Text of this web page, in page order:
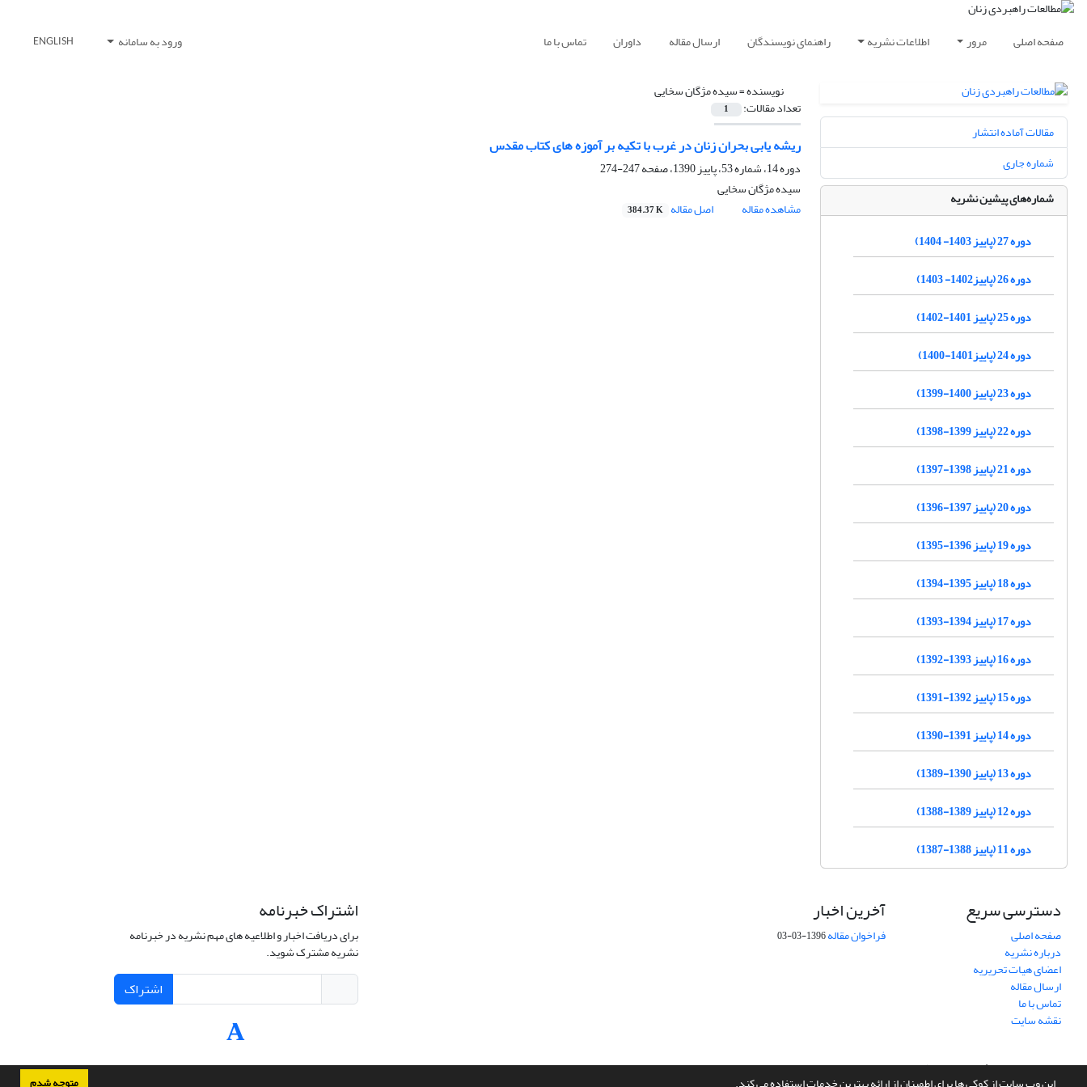
صفحه اصلی مرور اطلاعات نشریه راهنمای نویسندگان ارسال مقاله داوران تماس با ما ورود به سامانه ENGLISH
نویسنده =سیده مژگان سخایی
تعداد مقالات: 1
ریشه یابی بحران زنان در غرب با تکیه بر آموزه های کتاب مقدس
دوره 14، شماره 53، پاییز 1390، صفحه
247-274
سیده مژگان سخایی
مشاهده مقاله
اصل مقاله 384.37 K
مقالات آماده انتشار
شماره جاری
شماره‌های پیشین نشریه
دوره 27 (پاییز 1403- 1404)
دوره 26 (پاییز1402- 1403)
دوره 25 (پاییز 1401-1402)
دوره 24 (پاییز1401-1400)
دوره 23 (پاییز 1400-1399)
دوره 22 (پاییز 1399-1398)
دوره 21 (پاییز 1398-1397)
دوره 20 (پاییز 1397-1396)
دوره 19 (پاییز 1396-1395)
دوره 18 (پاییز 1395-1394)
دوره 17 (پاییز 1394-1393)
دوره 16 (پاییز 1393-1392)
دوره 15 (پاییز 1392-1391)
دوره 14 (پاییز 1391-1390)
دوره 13 (پاییز 1390-1389)
دوره 12 (پاییز 1389-1388)
دوره 11 (پاییز 1388-1387)
دسترسی سریع
صفحه اصلی
درباره نشریه
اعضای هیات تحریریه
ارسال مقاله
تماس با ما
نقشه سایت
آخرین اخبار
فراخوان مقاله1396-03-03
اشتراک خبرنامه
برای دریافت اخبار و اطلاعیه های مهم نشریه در خبرنامه
نشریه مشترک شوید.
اشتراک
سامانه مدیریت نشریات علمی.طراحی و پیاده سازی ازسیناوب